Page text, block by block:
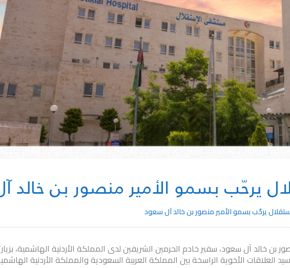
يرحّب بسمو الأمير منصور بن خالد
يرحّب بسمو الأمير منصور بن خالد آل سعود
خالد آل سعود، سفير خادم الحرمين الشريفين لدى المملكة الأردنية الهاشمية،
العلاقات الأخوية الراسخة بين المملكة العربية السعودية والمملكة الأردنية